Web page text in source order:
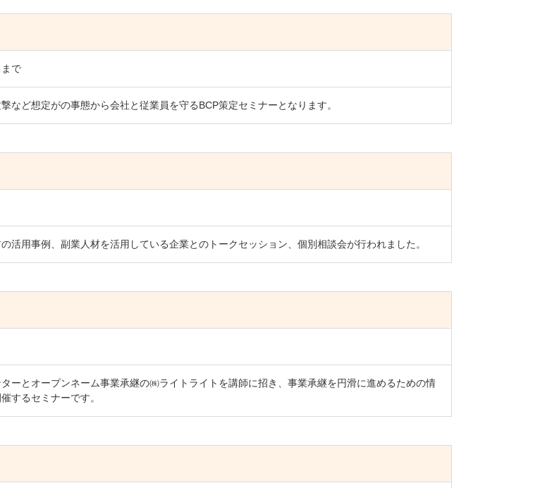
で
など想定がの事態から会社と従業員を守るBCP策定セミナーとなります。
活用事例、副業人材を活用している企業とのトークセッション、個別相談会が行われました。
ーとオープンネーム事業承継の㈱ライトライトを講師に招き、事業承継を円滑に進めるための情
するセミナーです。